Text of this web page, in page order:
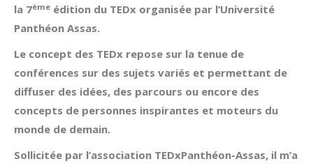
la 7ème édition du TEDx organisée par l’Université
Panthéon Assas.
Le concept des TEDx repose sur la tenue de
conférences sur des sujets variés et permettant de
diffuser des idées, des parcours ou encore des
concepts de personnes inspirantes et moteurs du
monde de demain.
Sollicitée par l’association TEDxPanthéon-Assas, il m’a